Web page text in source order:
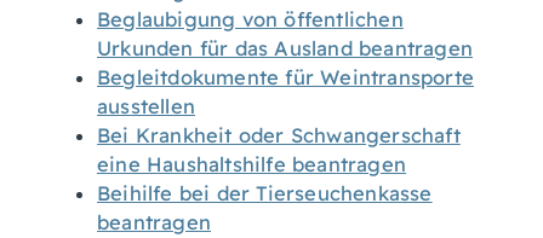
Beglaubigung von öffentlichen
Urkunden für das Ausland beantragen
Begleitdokumente für Weintransporte
ausstellen
Bei Krankheit oder Schwangerschaft
eine Haushaltshilfe beantragen
Beihilfe bei der Tierseuchenkasse
beantragen